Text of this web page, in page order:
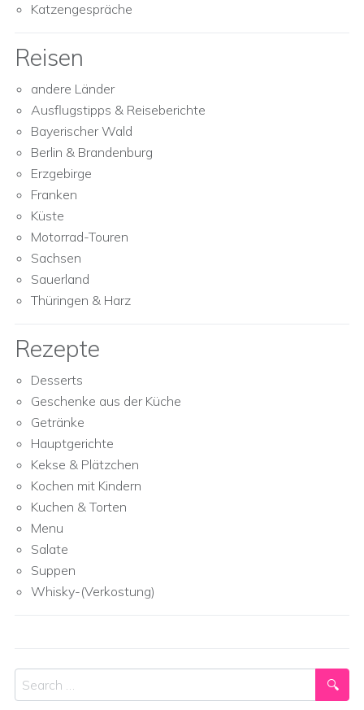
Katzengespräche
Reisen
andere Länder
Ausflugstipps & Reiseberichte
Bayerischer Wald
Berlin & Brandenburg
Erzgebirge
Franken
Küste
Motorrad-Touren
Sachsen
Sauerland
Thüringen & Harz
Rezepte
Desserts
Geschenke aus der Küche
Getränke
Hauptgerichte
Kekse & Plätzchen
Kochen mit Kindern
Kuchen & Torten
Menu
Salate
Suppen
Whisky-(Verkostung)
Search